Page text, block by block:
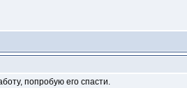
попробую его спасти.